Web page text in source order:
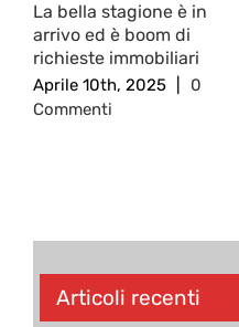
La bella stagione è in
arrivo ed è boom di
richieste immobiliari
Aprile 10th, 2025
0
Commenti
Articoli recenti